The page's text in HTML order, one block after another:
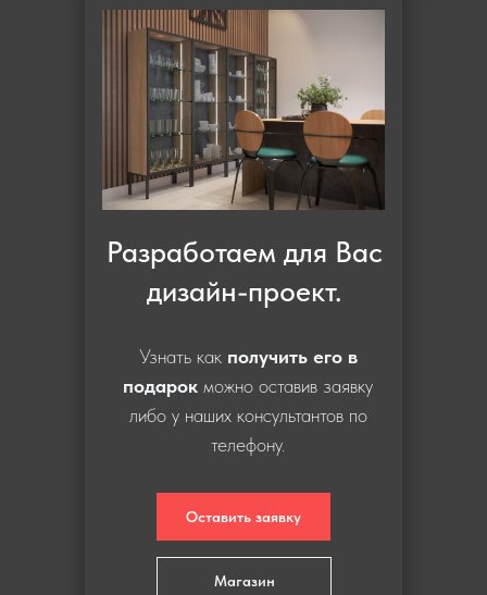
Узнать как получить его в
подарок можно оставив заявку
либо у наших консультантов по
телефону.
Оставить заявку
Магазин
Разработаем для Вас
дизайн-проект.